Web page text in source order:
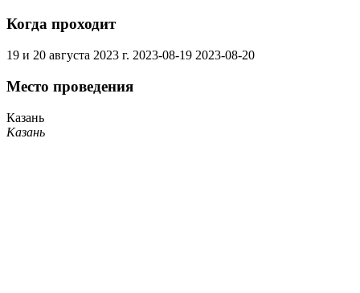
Когда проходит
19 и 20 августа 2023 г. 2023-08-19 2023-08-20
Место проведения
Казань
Казань